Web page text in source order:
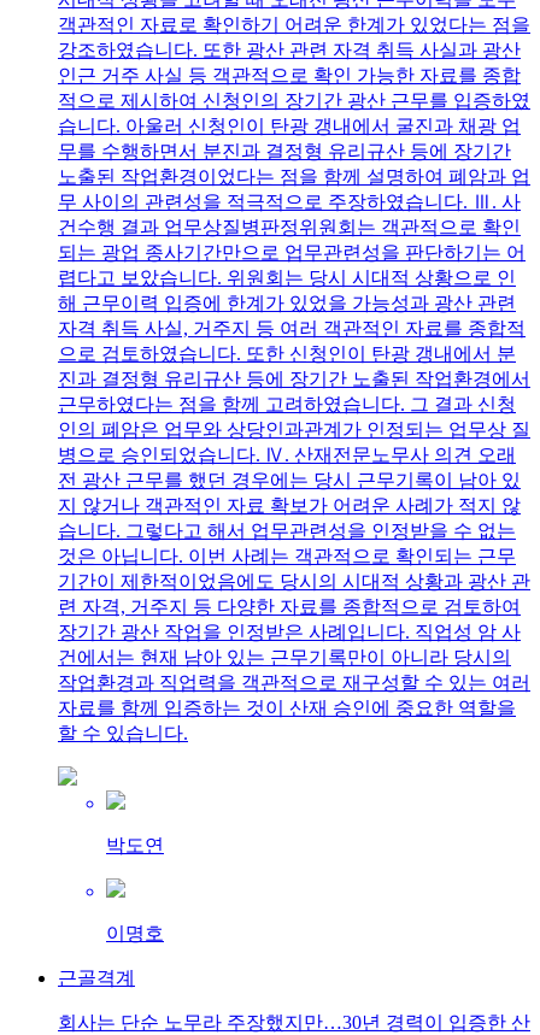
객관적인 자료로 확인하기 어려운 한계가 있었다는 점을
강조하였습니다. 또한 광산 관련 자격 취득 사실과 광산
인근 거주 사실 등 객관적으로 확인 가능한 자료를 종합
적으로 제시하여 신청인의 장기간 광산 근무를 입증하였
습니다. 아울러 신청인이 탄광 갱내에서 굴진과 채광 업
무를 수행하면서 분진과 결정형 유리규산 등에 장기간
노출된 작업환경이었다는 점을 함께 설명하여 폐암과 업
무 사이의 관련성을 적극적으로 주장하였습니다. Ⅲ. 사
건수행 결과 업무상질병판정위원회는 객관적으로 확인
되는 광업 종사기간만으로 업무관련성을 판단하기는 어
렵다고 보았습니다. 위원회는 당시 시대적 상황으로 인
해 근무이력 입증에 한계가 있었을 가능성과 광산 관련
자격 취득 사실, 거주지 등 여러 객관적인 자료를 종합적
으로 검토하였습니다. 또한 신청인이 탄광 갱내에서 분
진과 결정형 유리규산 등에 장기간 노출된 작업환경에서
근무하였다는 점을 함께 고려하였습니다. 그 결과 신청
인의 폐암은 업무와 상당인과관계가 인정되는 업무상 질
병으로 승인되었습니다. Ⅳ. 산재전문노무사 의견 오래
전 광산 근무를 했던 경우에는 당시 근무기록이 남아 있
지 않거나 객관적인 자료 확보가 어려운 사례가 적지 않
습니다. 그렇다고 해서 업무관련성을 인정받을 수 없는
것은 아닙니다. 이번 사례는 객관적으로 확인되는 근무
기간이 제한적이었음에도 당시의 시대적 상황과 광산 관
련 자격, 거주지 등 다양한 자료를 종합적으로 검토하여
장기간 광산 작업을 인정받은 사례입니다. 직업성 암 사
건에서는 현재 남아 있는 근무기록만이 아니라 당시의
작업환경과 직업력을 객관적으로 재구성할 수 있는 여러
자료를 함께 입증하는 것이 산재 승인에 중요한 역할을
할 수 있습니다.
박도연
이명호
근골격계
회사는 단순 노무라 주장했지만…30년 경력이 입증한 산